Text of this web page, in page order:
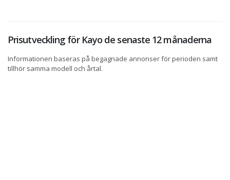
Prisutveckling för Kayo de senaste 12 månaderna
Informationen baseras på begagnade annonser för perioden samt
tillhör samma modell och årtal.